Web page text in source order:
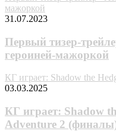
мажоркой
31.07.2023
Первый тизер-
героиней-мажоркой
КГ играет: Shadow the
03.03.2025
КГ играет: Shadow
Adventure 2